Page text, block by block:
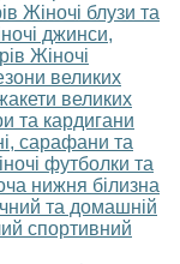
Жіночі блузи та
джинси,
Жіночі
великих
великих
та кардигани
сарафани та
футболки та
нижня білизна
та домашній
спортивний